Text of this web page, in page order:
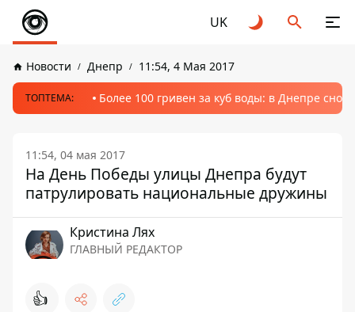
UK
Новости Днепр 11:54, 4 Мая 2017
ТОПТЕМА: Более 100 гривен за куб воды: в Днепре
11:54, 04 мая 2017
На День Победы улицы Днепра будут
патрулировать национальные дружины
Кристина Лях
ГЛАВНЫЙ РЕДАКТОР
👍